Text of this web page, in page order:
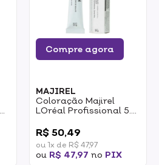
Compre agora
MAJIREL
Coloração Majirel
LOréal Profissional 5.0
Intenso 50g
R$ 50,49
ou 1x de R$ 47,97
ou R$ 47,97 no PIX